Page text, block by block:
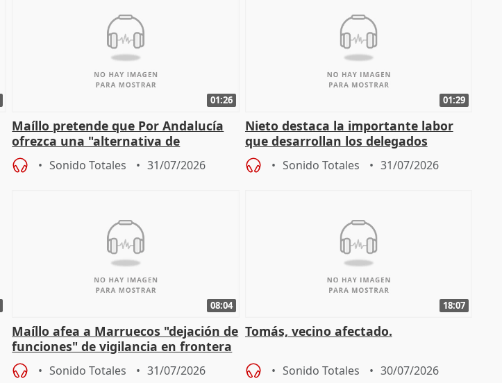
01:26
Maíllo pretende que Por Andalucía
ofrezca una "alternativa de
gobierno" con su labor de oposición
Sonido Totales 31/07/2026
01:29
Nieto destaca la importante labor
que desarrollan los delegados
territoriales de la Junta
Sonido Totales 31/07/2026
08:04
Maíllo afea a Marruecos "dejación de
funciones" de vigilancia en frontera
con Ceuta
Sonido Totales 31/07/2026
18:07
Tomás, vecino afectado.
Sonido Totales 30/07/2026